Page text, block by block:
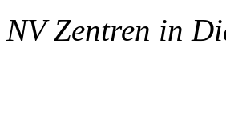
NV Zentren in